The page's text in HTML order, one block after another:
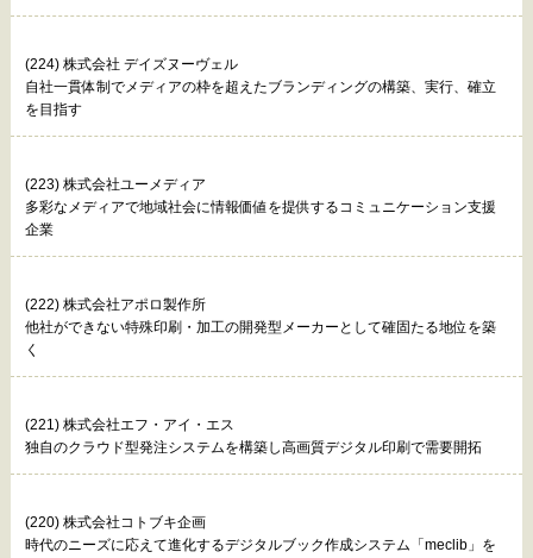
(224) 株式会社 デイズヌーヴェル
自社一貫体制でメディアの枠を超えたブランディングの構築、実行、確立
を目指す
(223) 株式会社ユーメディア
多彩なメディアで地域社会に情報価値を提供するコミュニケーション支援
企業
(222) 株式会社アポロ製作所
他社ができない特殊印刷・加工の開発型メーカーとして確固たる地位を築
く
(221) 株式会社エフ・アイ・エス
独自のクラウド型発注システムを構築し高画質デジタル印刷で需要開拓
(220) 株式会社コトブキ企画
時代のニーズに応えて進化するデジタルブック作成システム「meclib」を